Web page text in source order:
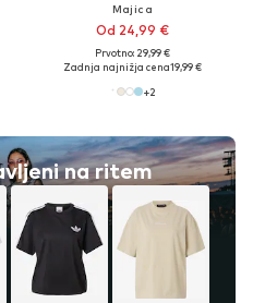
na ritem
Majica
Od 24,99 €
Prvotno: 29,99 €
Zadnja najnižja cena19,99 €
+2